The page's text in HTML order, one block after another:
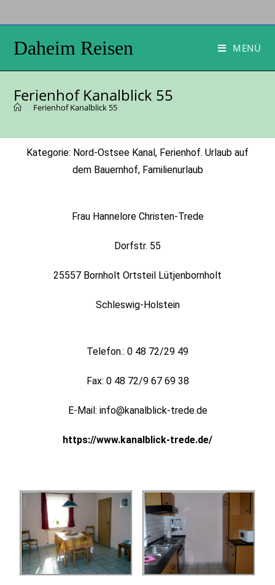
Daheim Reisen MENÜ
Ferienhof Kanalblick 55
Ferienhof Kanalblick 55
Kategorie: Nord-Ostsee Kanal, Ferienhof. Urlaub auf
dem Bauernhof, Familienurlaub
Frau Hannelore Christen-Trede
Dorfstr. 55
25557 Bornholt Ortsteil Lütjenbornholt
Schleswig-Holstein
Telefon.: 0 48 72/29 49
Fax: 0 48 72/9 67 69 38
E-Mail: info@kanalblick-trede.de
https://www.kanalblick-trede.de/